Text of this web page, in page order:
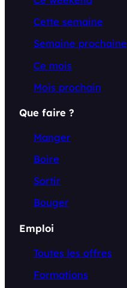
Cette semaine
Semaine prochaine
Ce mois
Mois prochain
Que faire ?
Manger
Boire
Sortir
Bouger
Emploi
Toutes les offres
Formations